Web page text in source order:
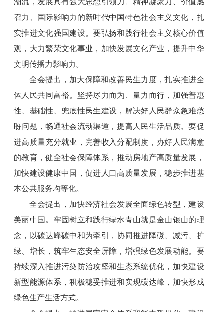
召力、国际影响力的新时代中国特色社会主义文化，扎
实推进文化强国建设。要弘扬和践行社会主义核心价值
观，大力繁荣文化事业，加快发展文化产业，提升中华
文明传播力影响力。
全会提出，加大保障和改善民生力度，扎实推进全
体人民共同富裕。坚持尽力而为、量力而行，加强普惠
性、基础性、兜底性民生建设，解决好人民群众急难愁
盼问题，畅通社会流动渠道，提高人民生活品质。要促
进高质量充分就业，完善收入分配制度，办好人民满意
的教育，健全社会保障体系，推动房地产高质量发展，
加快建设健康中国，促进人口高质量发展，稳步推进基
本公共服务均等化。
全会提出，加快经济社会发展全面绿色转型，建设
美丽中国。牢固树立和践行绿水青山就是金山银山的理
念，以碳达峰碳中和为牵引，协同推进降碳、减污、扩
绿、增长，筑牢生态安全屏障，增强绿色发展动能。要
持续深入推进污染防治攻坚和生态系统优化，加快建设
新型能源体系，积极稳妥推进和实现碳达峰，加快形成
绿色生产生活方式。